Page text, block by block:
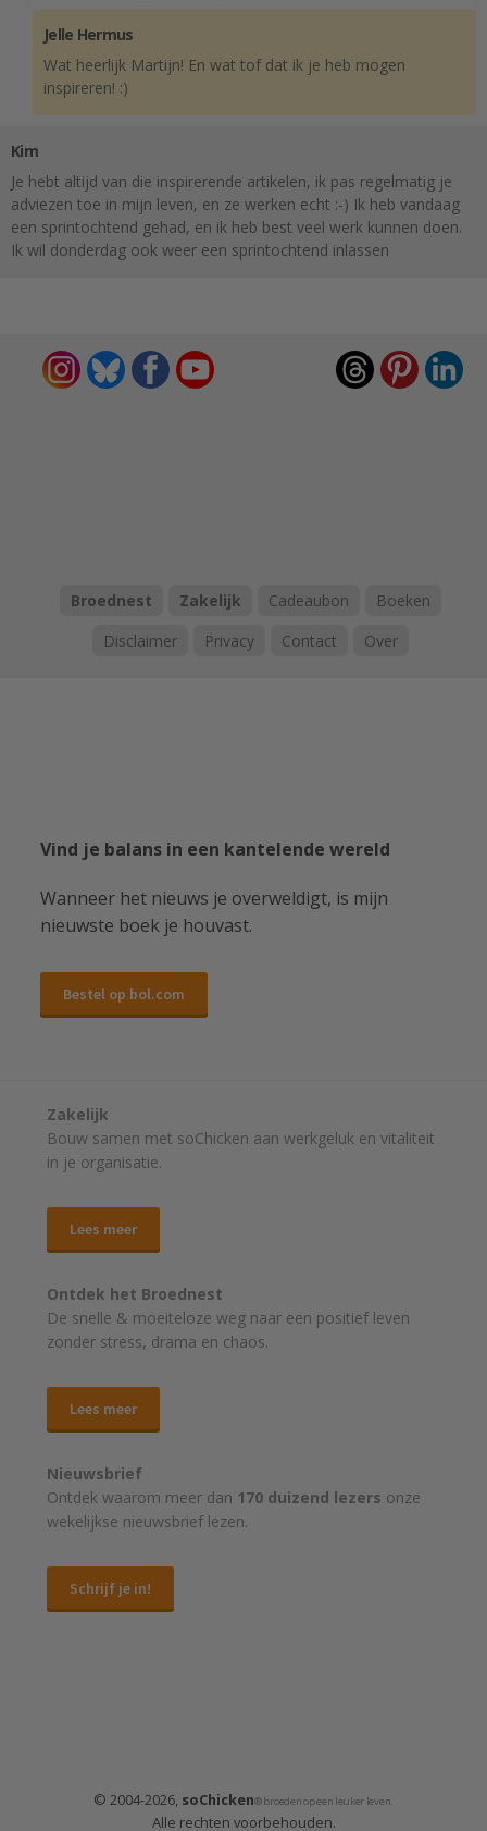
Jelle Hermus
Wat heerlijk Martijn! En wat tof dat ik je heb mogen
inspireren! :)
Kim
Je hebt altijd van die inspirerende artikelen, ik pas regelmatig je
adviezen toe in mijn leven, en ze werken echt :-) Ik heb vandaag
een sprintochtend gehad, en ik heb best veel werk kunnen doen.
Ik wil donderdag ook weer een sprintochtend inlassen
Broednest Zakelijk Cadeaubon
Boeken
Disclaimer
Privacy Contact Over
Vind je balans in een kantelende wereld
Wanneer het nieuws je overweldigt, is mijn
nieuwste boek je houvast.
Bestel op bol.com
Zakelijk
Bouw samen met soChicken aan werkgeluk en vitaliteit
in je organisatie.
Lees meer
Ontdek het Broednest
De snelle & moeiteloze weg naar een positief leven
zonder stress, drama en chaos.
Lees meer
Nieuwsbrief
Ontdek waarom meer dan 170 duizend lezers onze
wekelijkse nieuwsbrief lezen.
Schrijf je in!
© 2004-2026, soChicken® broeden op een leuker leven.
Alle rechten voorbehouden.